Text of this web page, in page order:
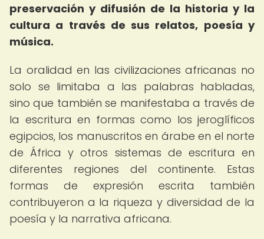
preservación y difusión de la historia y la
cultura a través de sus relatos, poesía y
música.
La oralidad en las civilizaciones africanas no
solo se limitaba a las palabras habladas,
sino que también se manifestaba a través de
la escritura en formas como los jeroglíficos
egipcios, los manuscritos en árabe en el norte
de África y otros sistemas de escritura en
diferentes regiones del continente. Estas
formas de expresión escrita también
contribuyeron a la riqueza y diversidad de la
poesía y la narrativa africana.